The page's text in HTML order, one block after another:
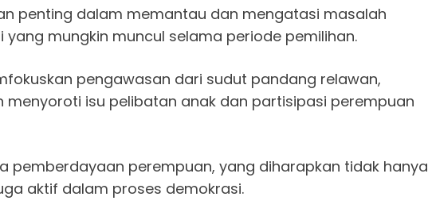
penting dalam memantau dan mengatasi masalah
mungkin muncul selama periode pemilihan.
pengawasan dari sudut pandang relawan,
menyoroti isu pelibatan anak dan partisipasi perempuan
pemberdayaan perempuan, yang diharapkan tidak hanya
aktif dalam proses demokrasi.